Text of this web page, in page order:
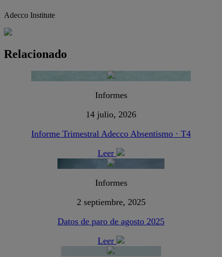
Adecco Institute
Relacionado
Informes
14 julio, 2026
Informe Trimestral Adecco Absentismo · T4
Leer
Informes
2 septiembre, 2025
Datos de paro de agosto 2025
Leer